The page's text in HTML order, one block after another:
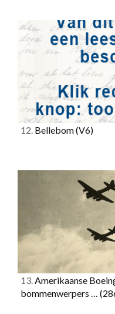
12. Bellebom(V6)
13.Amerikaanse
bommenwerpers …